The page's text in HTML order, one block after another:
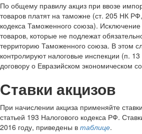
По общему правилу акциз при ввозе
товаров платят на таможне (ст. 205 НК
кодекса Таможенного союза).
товаров, которые не подлежат
территорию Таможенного союза. В этом
контролируют налоговые инспекции (п.
договору о Евразийском экономическом
Ставки акцизов
При начислении акциза применяйте
статьей 193 Налогового кодекса РФ.
2016 году, приведены в таблице.